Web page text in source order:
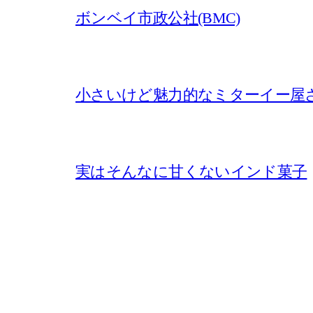
ボンベイ市政公社(BMC)
小さいけど魅力的なミターイー屋
実はそんなに甘くないインド菓子